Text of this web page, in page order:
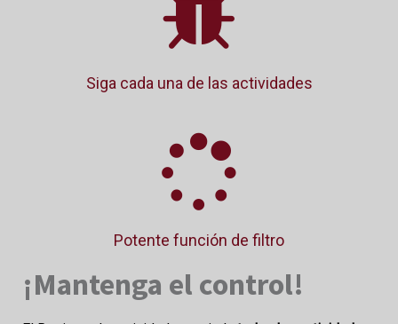
Siga cada una de las actividades
Potente función de filtro
¡Mantenga el control!